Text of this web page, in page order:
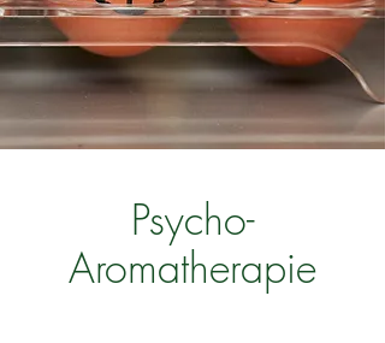
Psycho-
Aromatherapie